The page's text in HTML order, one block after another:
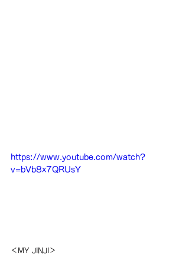
https://www.youtube.com/watch?
v=bVb8x7QRUsY
＜MY JINJI＞